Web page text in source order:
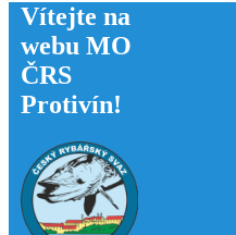
Vítejte na
webu MO
ČRS
Protivín!